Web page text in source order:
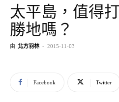
太平島，值得
勝地嗎？
由 北方羽林 - 2015-11-03
Facebook Twitter